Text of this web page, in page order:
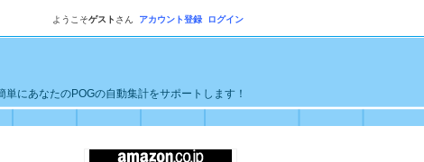
ようこそゲスト さん アカウント登録 ログイン
にあなたのPOGの自動集計をサポートします！